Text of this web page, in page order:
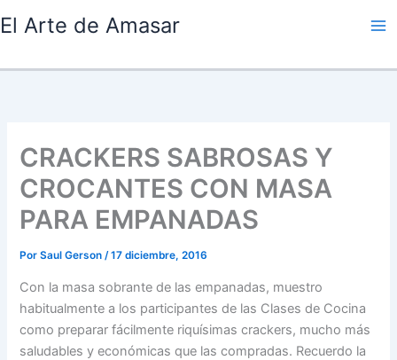
al
El Arte de Amasar
CRACKERS SABROSAS Y
CROCANTES CON MASA
PARA EMPANADAS
PorSaul Gerson/17 diciembre, 2016
Con la masa sobrante de las empanadas, muestro
habitualmente a los participantes de las Clases de Cocina
como preparar fácilmente riquísimas crackers, mucho más
saludables y económicas que las compradas. Recuerdo la